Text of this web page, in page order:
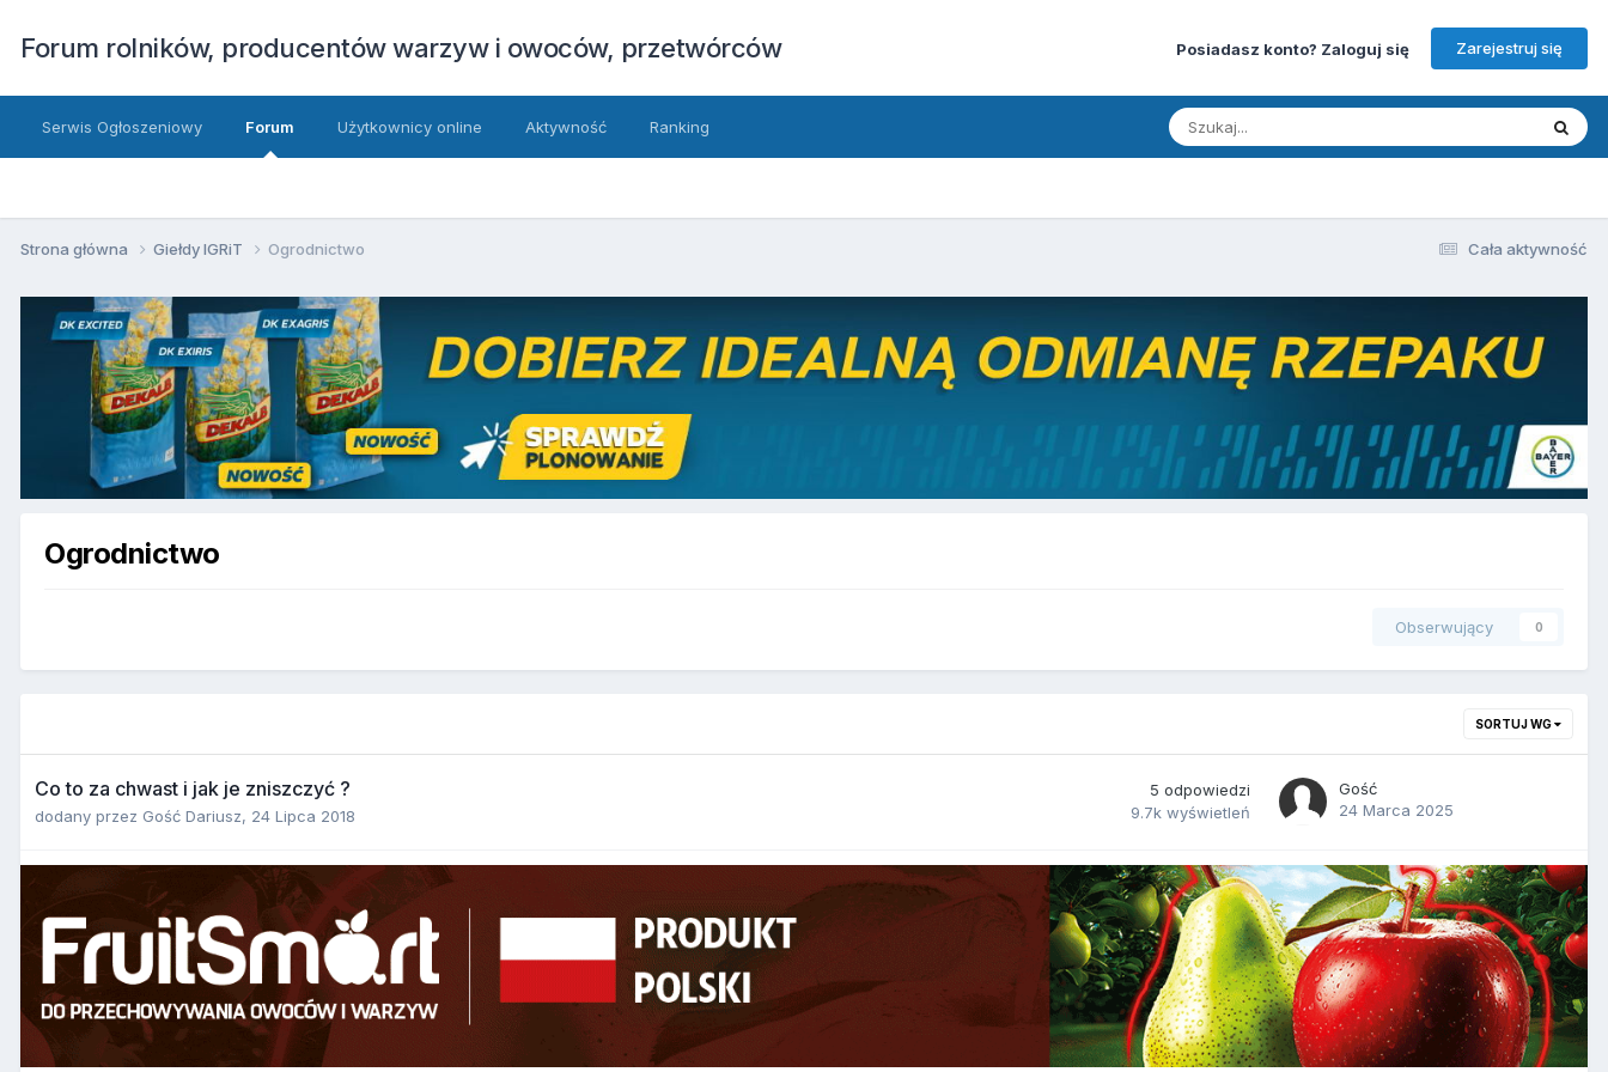
Forum rolników, producentów warzyw i owoców, przetwórców Posiadasz konto? Zaloguj się Zarejestruj się
Serwis Ogłoszeniowy Forum Użytkownicy online Aktywność Ranking
Cała aktywność
Strona główna Giełdy IGRiT Ogrodnictwo
Ogrodnictwo
Obserwujący 0
SORTUJ WG
Co to za chwast i jak je zniszczyć ?
dodany przez Gość Dariusz, 24 Lipca 2018
5 odpowiedzi
9.7k wyświetleń
Gość
24 Marca 2025